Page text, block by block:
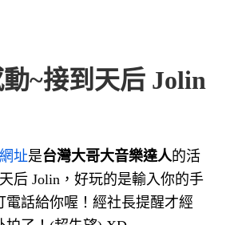
~接到天后 Jolin
網址是台灣大哥大音樂達人的活
后 Jolin，好玩的是輸入你的手
電話給你喔！經社長提醒才經